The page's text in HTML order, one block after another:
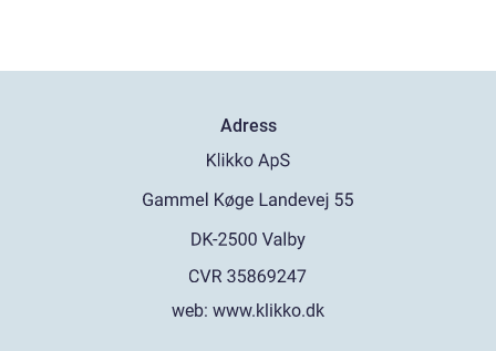
Adress
web: www.klikko.dk